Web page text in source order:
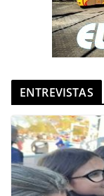
ENTREVISTAS